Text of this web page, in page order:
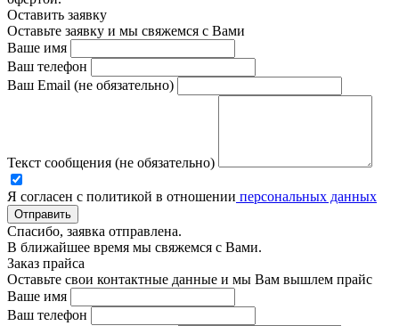
Оставить заявку
Оставьте заявку и мы свяжемся с Вами
Ваше имя
Ваш телефон
Ваш Email (не обязательно)
Текст сообщения (не обязательно)
Я согласен с политикой в отношении персональных данных
Отправить
Спасибо, заявка отправлена.
В ближайшее время мы свяжемся с Вами.
Заказ прайса
Оставьте свои контактные данные и мы Вам вышлем прайс
Ваше имя
Ваш телефон